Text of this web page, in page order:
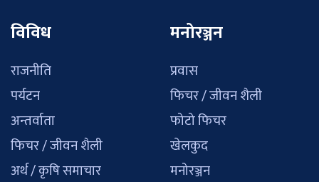
विविध
राजनीति
पर्यटन
अन्तर्वाता
फिचर / जीवन शैली
अर्थ / कृषि समाचार
मनोरञ्जन
प्रवास
फिचर / जीवन शैली
फोटो फिचर
खेलकुद
मनोरञ्जन